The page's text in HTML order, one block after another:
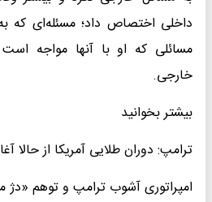
داخلی اختصاص داد؛ مسئله‌ای
مسائلی که او با آنها مواجه
خارجی.
بیشتر بخوانید
ترامپ: دوران طلایی آمریکا از حالا
امپراتوری آشوب ترامپ و توهم «دژ